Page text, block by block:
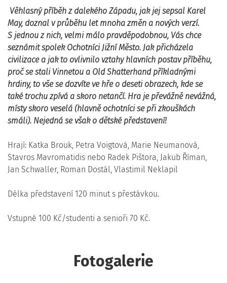
Věhlasný příběh z dalekého Západu, jak jej sepsal Karel
May, doznal v průběhu let mnoha změn a nových verzí.
S jednou z nich, velmi málo pravděpodobnou, Vás chce
seznámit spolek Ochotníci Jižní Město. Jak přicházela
civilizace a jak to ovlivnilo vztahy hlavních postav příběhu,
proč se stali Vinnetou a Old Shatterhand příkladnými
hrdiny, to vše se dozvíte ve hře o deseti obrazech, kde se
také trochu zpívá a skoro netančí. Hra je převážně nevážná,
místy skoro veselá (hlavně ochotníci se při zkouškách
smáli). Nejedná se však o dětské představení!
Hrají: Katka Brouk, Petra Voigtová, Marie Neumanová,
Stavros Mavromatidis nebo Radek Pištora, Jakub Říman,
Jan Schwaller, Roman Dostál, Vlastimil Neklapil
Délka představení 120 minut s přestávkou.
Vstupné 100 Kč/studenti a senioři 70 Kč.
Fotogalerie